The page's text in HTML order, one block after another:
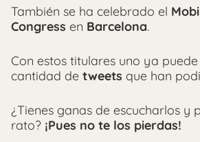
También se ha celebrado el
Congress en Barcelona.
Con estos titulares uno ya
cantidad de tweets que han
¿Tienes ganas de escucharlos y
rato? ¡Pues no te los pierdas!